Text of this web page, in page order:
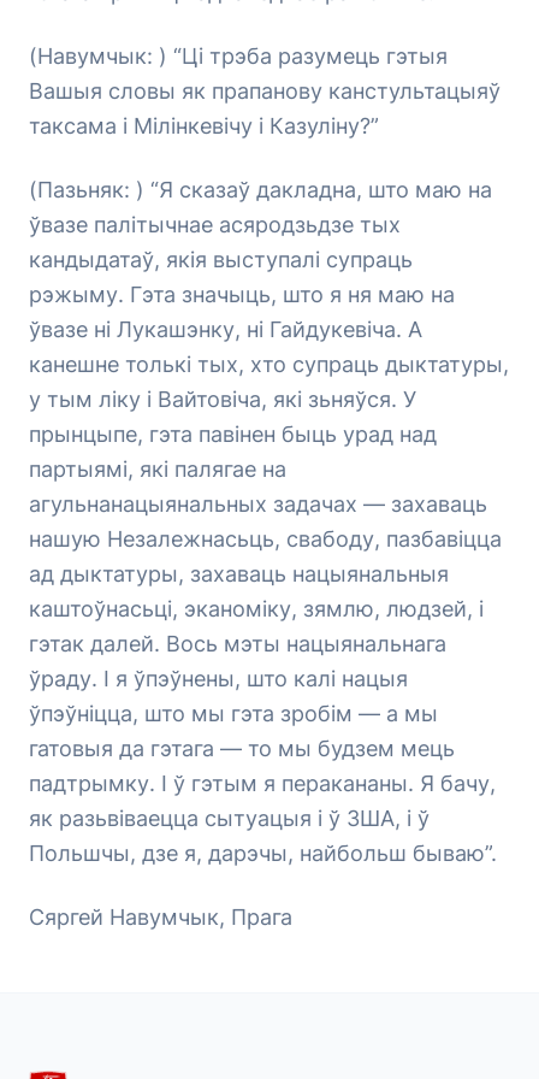
(Навумчык: ) “Ці трэба разумець гэтыя
Вашыя словы як прапанову канстультацыяў
таксама і Мілінкевічу і Казуліну?”
(Пазьняк: ) “Я сказаў дакладна, што маю на
ўвазе палітычнае асяродзьдзе тых
кандыдатаў, якія выступалі супраць
рэжыму. Гэта значыць, што я ня маю на
ўвазе ні Лукашэнку, ні Гайдукевіча. А
канешне толькі тых, хто супраць дыктатуры,
у тым ліку і Вайтовіча, які зьняўся. У
прынцыпе, гэта павінен быць урад над
партыямі, які палягае на
агульнанацыянальных задачах — захаваць
нашую Незалежнасьць, свабоду, пазбавіцца
ад дыктатуры, захаваць нацыянальныя
каштоўнасьці, эканоміку, зямлю, людзей, і
гэтак далей. Вось мэты нацыянальнага
ўраду. І я ўпэўнены, што калі нацыя
ўпэўніцца, што мы гэта зробім — а мы
гатовыя да гэтага — то мы будзем мець
падтрымку. І ў гэтым я перакананы. Я бачу,
як разьвіваецца сытуацыя і ў ЗША, і ў
Польшчы, дзе я, дарэчы, найбольш бываю”.
Сяргей Навумчык, Прага